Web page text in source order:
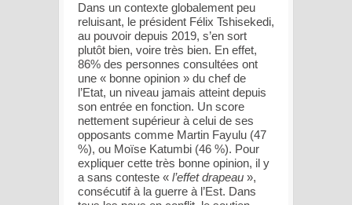
Dans un contexte globalement peu
reluisant, le président Félix Tshisekedi,
au pouvoir depuis 2019, s’en sort
plutôt bien, voire très bien. En effet,
86% des personnes consultées ont
une « bonne opinion » du chef de
l’Etat, un niveau jamais atteint depuis
son entrée en fonction. Un score
nettement supérieur à celui de ses
opposants comme Martin Fayulu (47
%), ou Moïse Katumbi (46 %). Pour
expliquer cette très bonne opinion, il y
a sans conteste « l’effet drapeau »,
consécutif à la guerre à l’Est. Dans